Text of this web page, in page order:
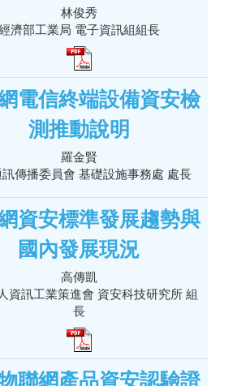
林俊秀
濟部工業局 電子資訊組組長
電信終端設備資安檢
測推動說明
羅金賢
訊傳播委員會 基礎設施事務處 處長
資安標準發展趨勢與
國內發展現況
高傳凱
資訊工業策進會 資安科技研究所 組
長
聯網產品資安認驗證